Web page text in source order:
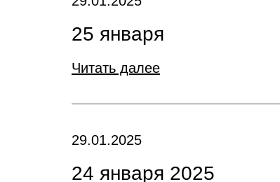
25 января
Читать далее
29.01.2025
24 января 2025